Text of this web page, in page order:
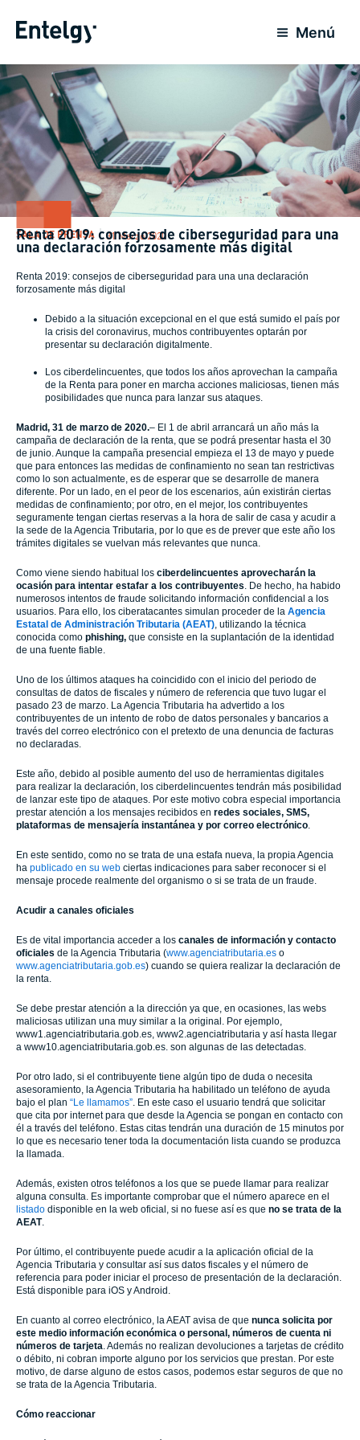
Menú
SALA DE PRENSA 31 Marzo 2020
Renta 2019: consejos de ciberseguridad para una
una declaración forzosamente más digital
Renta 2019: consejos de ciberseguridad para una una declaración
forzosamente más digital
Debido a la situación excepcional en el que está sumido el país por
la crisis del coronavirus, muchos contribuyentes optarán por
presentar su declaración digitalmente.
Los ciberdelincuentes, que todos los años aprovechan la campaña
de la Renta para poner en marcha acciones maliciosas, tienen más
posibilidades que nunca para lanzar sus ataques.
Madrid, 31 de marzo de 2020.– El 1 de abril arrancará un año más la
campaña de declaración de la renta, que se podrá presentar hasta el 30
de junio. Aunque la campaña presencial empieza el 13 de mayo y puede
que para entonces las medidas de confinamiento no sean tan restrictivas
como lo son actualmente, es de esperar que se desarrolle de manera
diferente. Por un lado, en el peor de los escenarios, aún existirán ciertas
medidas de confinamiento; por otro, en el mejor, los contribuyentes
seguramente tengan ciertas reservas a la hora de salir de casa y acudir a
la sede de la Agencia Tributaria, por lo que es de prever que este año los
trámites digitales se vuelvan más relevantes que nunca.
Como viene siendo habitual los ciberdelincuentes aprovecharán la
ocasión para intentar estafar a los contribuyentes. De hecho, ha habido
numerosos intentos de fraude solicitando información confidencial a los
usuarios. Para ello, los ciberatacantes simulan proceder de la Agencia
Estatal de Administración Tributaria (AEAT), utilizando la técnica
conocida como phishing, que consiste en la suplantación de la identidad
de una fuente fiable.
Uno de los últimos ataques ha coincidido con el inicio del periodo de
consultas de datos de fiscales y número de referencia que tuvo lugar el
pasado 23 de marzo. La Agencia Tributaria ha advertido a los
contribuyentes de un intento de robo de datos personales y bancarios a
través del correo electrónico con el pretexto de una denuncia de facturas
no declaradas.
Este año, debido al posible aumento del uso de herramientas digitales
para realizar la declaración, los ciberdelincuentes tendrán más posibilidad
de lanzar este tipo de ataques. Por este motivo cobra especial importancia
prestar atención a los mensajes recibidos en redes sociales, SMS,
plataformas de mensajería instantánea y por correo electrónico.
En este sentido, como no se trata de una estafa nueva, la propia Agencia
ha publicado en su web ciertas indicaciones para saber reconocer si el
mensaje procede realmente del organismo o si se trata de un fraude.
Acudir a canales oficiales
Es de vital importancia acceder a los canales de información y contacto
oficiales de la Agencia Tributaria (www.agenciatributaria.es o
www.agenciatributaria.gob.es) cuando se quiera realizar la declaración de
la renta.
Se debe prestar atención a la dirección ya que, en ocasiones, las webs
maliciosas utilizan una muy similar a la original. Por ejemplo,
www1.agenciatributaria.gob.es, www2.agenciatributaria y así hasta llegar
a www10.agenciatributaria.gob.es. son algunas de las detectadas.
Por otro lado, si el contribuyente tiene algún tipo de duda o necesita
asesoramiento, la Agencia Tributaria ha habilitado un teléfono de ayuda
bajo el plan “Le llamamos”. En este caso el usuario tendrá que solicitar
que cita por internet para que desde la Agencia se pongan en contacto con
él a través del teléfono. Estas citas tendrán una duración de 15 minutos por
lo que es necesario tener toda la documentación lista cuando se produzca
la llamada.
Además, existen otros teléfonos a los que se puede llamar para realizar
alguna consulta. Es importante comprobar que el número aparece en el
listado disponible en la web oficial, si no fuese así es que no se trata de la
AEAT.
Por último, el contribuyente puede acudir a la aplicación oficial de la
Agencia Tributaria y consultar así sus datos fiscales y el número de
referencia para poder iniciar el proceso de presentación de la declaración.
Está disponible para iOS y Android.
En cuanto al correo electrónico, la AEAT avisa de que nunca solicita por
este medio información económica o personal, números de cuenta ni
números de tarjeta. Además no realizan devoluciones a tarjetas de crédito
o débito, ni cobran importe alguno por los servicios que prestan. Por este
motivo, de darse alguno de estos casos, podemos estar seguros de que no
se trata de la Agencia Tributaria.
Cómo reaccionar